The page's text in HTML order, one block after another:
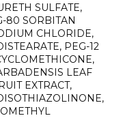
SULFATE,
80 SORBITAN
CHLORIDE,
PEG-12
LEAF
EXTRACT,